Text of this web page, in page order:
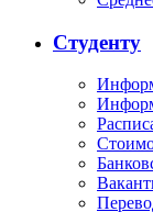
Студенту